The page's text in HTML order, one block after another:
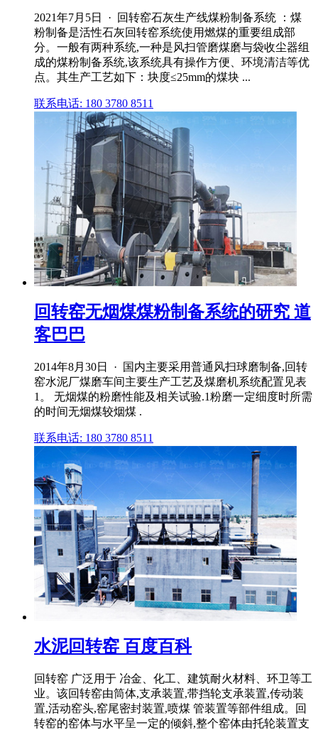
2021年7月5日 · 回转窑石灰生产线煤粉制备系统 ：煤
粉制备是活性石灰回转窑系统使用燃煤的重要组成部
分。一般有两种系统,一种是风扫管磨煤磨与袋收尘器组
成的煤粉制备系统,该系统具有操作方便、环境清洁等优
点。其生产工艺如下：块度≤25mm的煤块 ...
联系电话: 180 3780 8511
回转窑无烟煤煤粉制备系统的研究 道
客巴巴
2014年8月30日 · 国内主要采用普通风扫球磨制备,回转
窑水泥厂煤磨车间主要生产工艺及煤磨机系统配置见表
1。 无烟煤的粉磨性能及相关试验.1粉磨一定细度时所需
的时间无烟煤较烟煤 .
联系电话: 180 3780 8511
水泥回转窑 百度百科
回转窑 广泛用于 冶金、化工、建筑耐火材料、环卫等工
业。该回转窑由筒体,支承装置,带挡轮支承装置,传动装
置,活动窑头,窑尾密封装置,喷煤 管装置等部件组成。回
转窑的窑体与水平呈一定的倾斜,整个窑体由托轮装置支